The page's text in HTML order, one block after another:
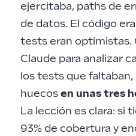
ejercitaba, paths de
de datos. El código
tests eran optimistas.
Claude para analizar
los tests que
huecos en unas tres
La lección es clara: si
93% de cobertura y